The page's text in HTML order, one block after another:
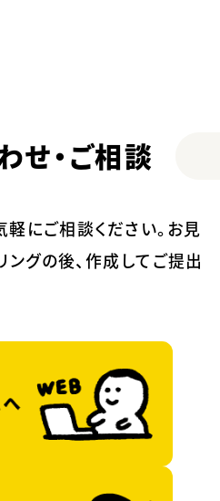
せ・ご相談
にご相談ください。お見
グの後、作成してご提出